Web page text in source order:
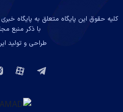
کلیه حقوق این پایگاه متعلق به پایگاه
با ذکر منبع
طراحی و تولید